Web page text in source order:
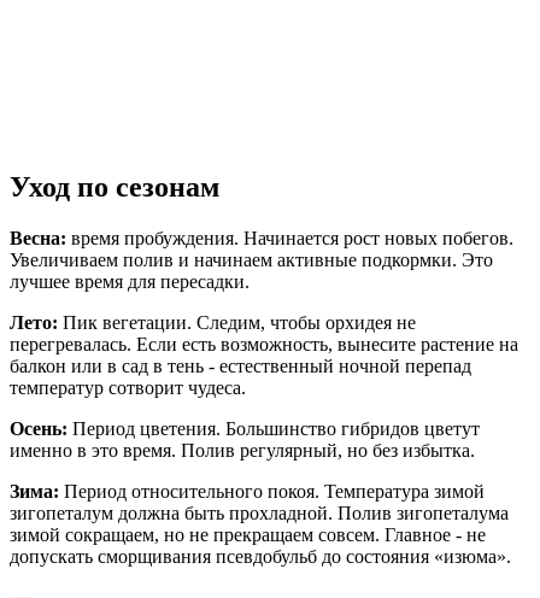
Уход по сезонам
Весна: время пробуждения. Начинается рост новых побегов.
Увеличиваем полив и начинаем активные подкормки. Это
лучшее время для пересадки.
Лето: Пик вегетации. Следим, чтобы орхидея не
перегревалась. Если есть возможность, вынесите растение на
балкон или в сад в тень - естественный ночной перепад
температур сотворит чудеса.
Осень: Период цветения. Большинство гибридов цветут
именно в это время. Полив регулярный, но без избытка.
Зима: Период относительного покоя. Температура зимой
зигопеталум должна быть прохладной. Полив зигопеталума
зимой сокращаем, но не прекращаем совсем. Главное - не
допускать сморщивания псевдобульб до состояния «изюма».